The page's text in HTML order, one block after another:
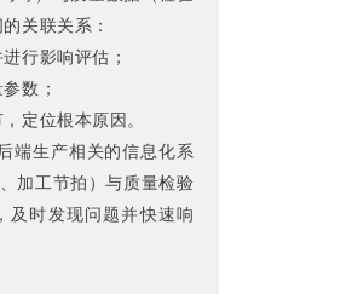
关联关系：
行影响评估；
数；
定位根本原因。
端生产相关的信息化系
加工节拍）与质量检验
及时发现问题并快速响